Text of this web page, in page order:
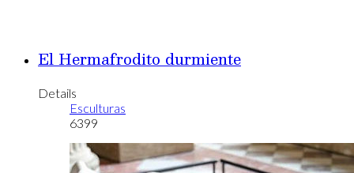
El Hermafrodito durmiente
Details
Esculturas
6399